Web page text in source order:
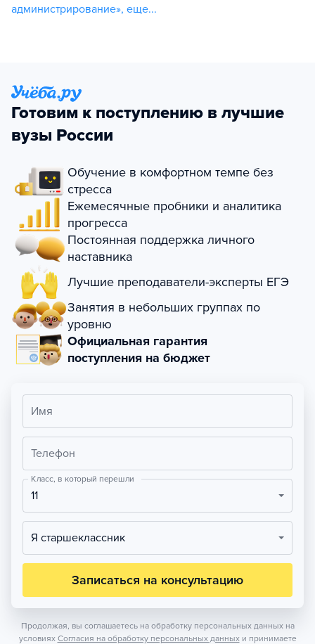
администрирование», еще...
Готовим к поступлению в лучшие
вузы России
Обучение в комфортном темпе без
стресса
Ежемесячные пробники и аналитика
прогресса
Постоянная поддержка личного
наставника
Лучшие преподаватели-эксперты ЕГЭ
Занятия в небольших группах по
уровню
Официальная гарантия
поступления на бюджет
Имя
Телефон
Класс, в который перешли
11
Я старшеклассник
Записаться на консультацию
Продолжая, вы соглашаетесь на обработку персональных данных на
условиях Согласия на обработку персональных данных и принимаете